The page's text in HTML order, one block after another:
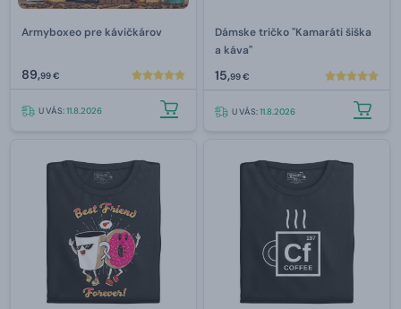
Armyboxeo pre kávičkárov
89,99 €
U VÁS:11.8.2026
Dámske tričko "Kamaráti šiška
a káva"
15,99 €
U VÁS:11.8.2026